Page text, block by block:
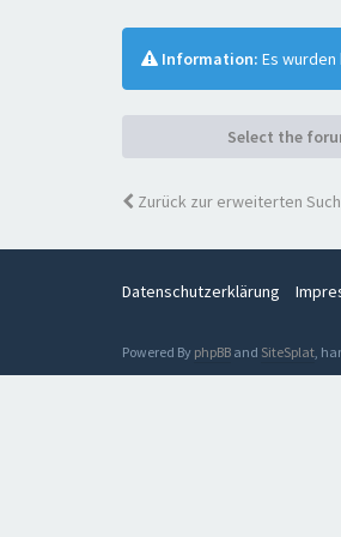
Information: Es
Select the
Zurück zur erweiterten
Datenschutzerklärung
Powered By phpBB and SiteSplat,